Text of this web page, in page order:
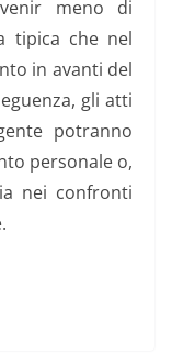
meno di
tipica che nel
in avanti del
gli atti
potranno
personale o,
nei confronti